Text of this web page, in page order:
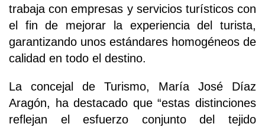
trabaja con empresas y servicios turísticos con
el fin de mejorar la experiencia del turista,
garantizando unos estándares homogéneos de
calidad en todo el destino.
La concejal de Turismo, María José Díaz
Aragón, ha destacado que “estas distinciones
reflejan el esfuerzo conjunto del tejido